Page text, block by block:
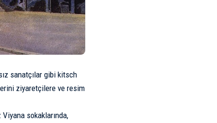
sanatçılar gibi kitsch
ziyaretçilere ve resim
sokaklarında,